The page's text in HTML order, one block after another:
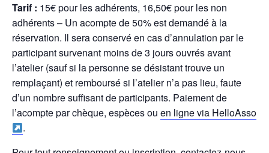
Tarif : 15€ pour les adhérents, 16,50€ pour les non
adhérents – Un acompte de 50% est demandé à la
réservation. Il sera conservé en cas d’annulation par le
participant survenant moins de 3 jours ouvrés avant
l’atelier (sauf si la personne se désistant trouve un
remplaçant) et remboursé si l’atelier n’a pas lieu, faute
d’un nombre suffisant de participants. Paiement de
l’acompte par chèque, espèces ou en ligne via HelloAsso
.